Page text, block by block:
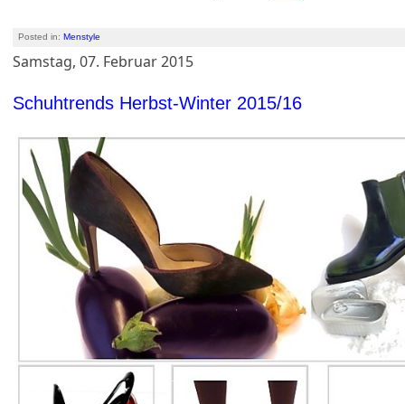
Posted in:Menstyle
Samstag, 07. Februar 2015
Schuhtrends Herbst-Winter 2015/16